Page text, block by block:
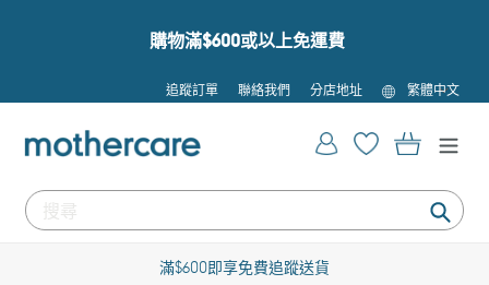
購物滿$600或以上免運費
追蹤訂單 聯絡我們 分店地址
語
言
繁體中文
提
登入 購物車
滿$600即享免費追蹤送貨